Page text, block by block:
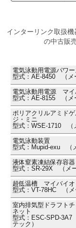
インターリンク取扱
の中古販
電気泳動用電源パワ
型式：AE-8450 （メ
電気泳動用電源 マ
型式：AE-8155 （メ
ポリアクリルアミド
ジ・ミニ
型式：WSE-1710 （
電気泳動装置
型式：Mupid-exu （
液体窒素凍結保存容器
型式：SR-29X （メ
超低温槽 マイバイオ
型式：VT-78HC （メ
室内排気型ドラフト
ネット
型式：ESC-SPD-3A7
テック）